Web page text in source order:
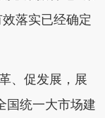
落实已经确定
、促发展，展
国统一大市场建